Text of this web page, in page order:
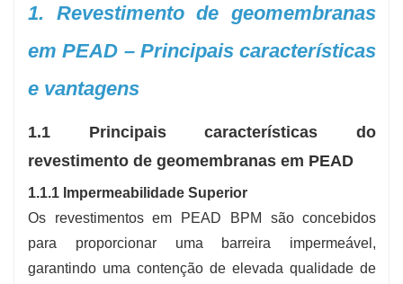
1. Revestimento de geomembranas
em PEAD – Principais características
e vantagens
1.1 Principais características do
revestimento de geomembranas em PEAD
1.1.1 Impermeabilidade Superior
Os revestimentos em PEAD BPM são concebidos
para proporcionar uma barreira impermeável,
garantindo uma contenção de elevada qualidade de